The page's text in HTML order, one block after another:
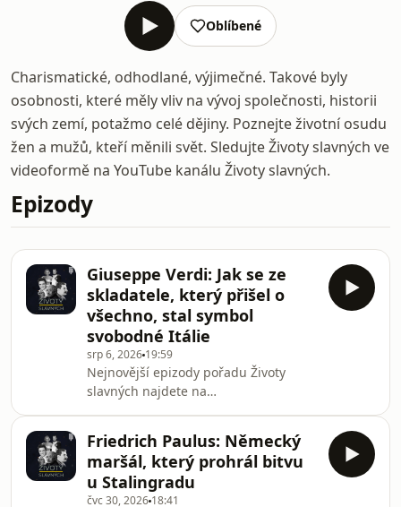
Oblíbené
Charismatické, odhodlané, výjimečné. Takové byly
osobnosti, které měly vliv na vývoj společnosti, historii
svých zemí, potažmo celé dějiny. Poznejte životní osudu
žen a mužů, kteří měnili svět. Sledujte Životy slavných ve
videoformě na YouTube kanálu Životy slavných.
Epizody
Giuseppe Verdi: Jak se ze
skladatele, který přišel o
všechno, stal symbol
svobodné Itálie
srp 6, 2026 19:59
Nejnovější epizody pořadu Životy
slavných najdete na
premiéru opera Nabucco mladého,
teprve 28 letého skladatele Giuseppe
Verdiho. On sám je tak nervózní, že
Friedrich Paulus: Německý
maršál, který prohrál bitvu
u Stalingradu
čvc 30, 2026 18:41